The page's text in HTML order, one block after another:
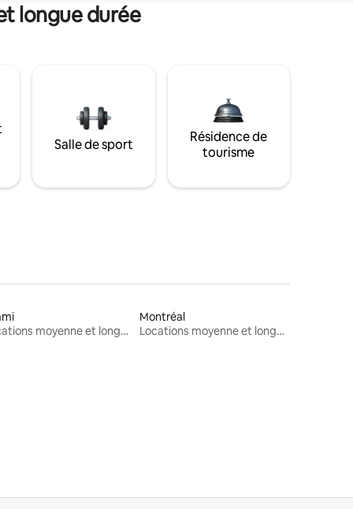
longue durée
Salle de sport
Résidence de
tourisme
Locations moyenne et longue durée
Montréal
Locations moyenne et longue durée